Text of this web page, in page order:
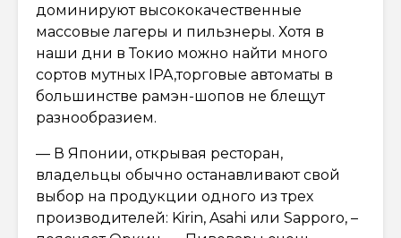
доминируют высококачественные
массовые лагеры и пильзнеры. Хотя в
наши дни в Токио можно найти много
сортов мутных IPA,торговые автоматы в
большинстве рамэн-шопов не блещут
разнообразием.
— В Японии, открывая ресторан,
владельцы обычно останавливают свой
выбор на продукции одного из трех
производителей: Kirin, Asahi или Sapporo, –